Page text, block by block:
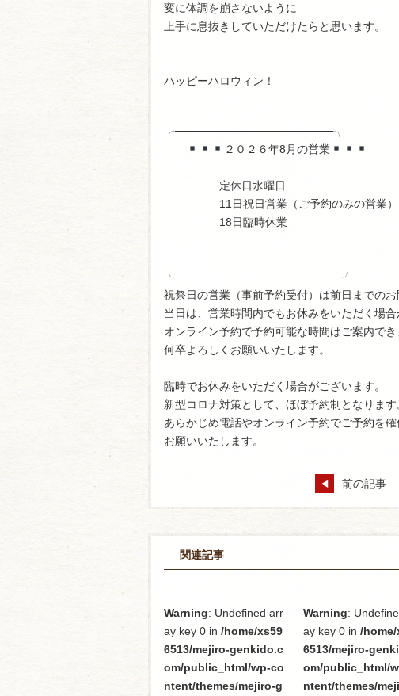
変に体調を崩さないように
上手に息抜きしていただけたらと思います。
ハッピーハロウィン！
╭────────────────────╮
２０２６年8月の営業
定休日水曜日
11日祝日営業（ご予約のみの営業）
18日臨時休業
╰─────────────────────╯
祝祭日の営業（事前予約受付）は前日までの
当日は、営業時間内でもお休みをいただく場
オンライン予約で予約可能な時間はご案内でき
何卒よろしくお願いいたします。
臨時でお休みをいただく場合がございます。
新型コロナ対策として、ほぼ予約制となります
あらかじめ電話やオンライン予約でご予約を
お願いいたします。
前の記事
関連記事
Warning: Undefined arr
ay key 0 in /home/xs59
6513/mejiro-genkido.c
om/public_html/wp-co
ntent/themes/mejiro-g
Warning:
ay key 0 in /home/
6513/mejiro-
om/public_html/
ntent/themes/